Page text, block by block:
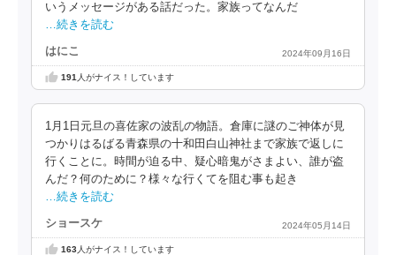
いうメッセージがある話だった。家族ってなんだ
…続きを読む
はにこ 2024年09月16日
191 人がナイス！しています
1月1日元旦の喜佐家の波乱の物語。倉庫に謎のご神体が見
つかりはるばる青森県の十和田白山神社まで家族で返しに
行くことに。時間が迫る中、疑心暗鬼がさまよい、誰が盗
んだ？何のために？様々な行くてを阻む事も起き
…続きを読む
ショースケ 2024年05月14日
163人がナイス！しています